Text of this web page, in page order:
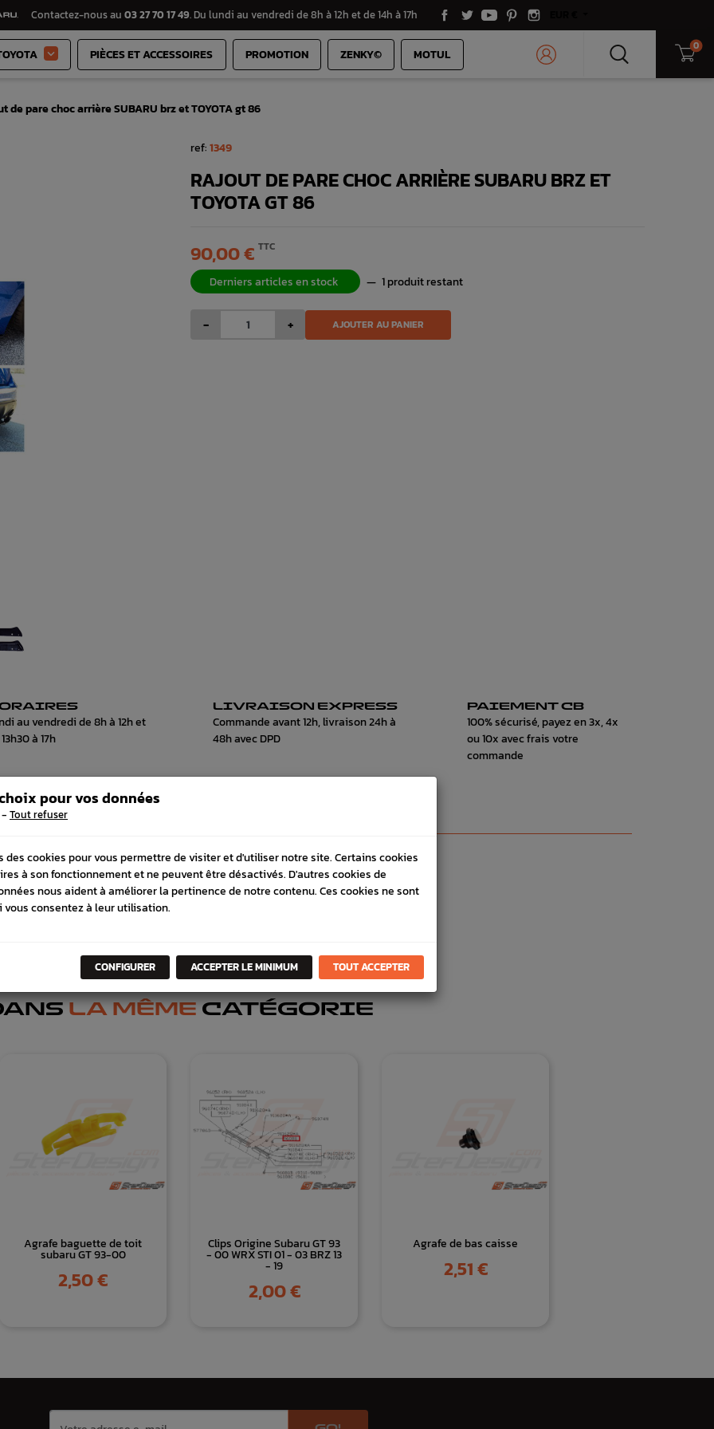
Contactez-nous au 03 27 70 17 49. Du lundi au vendredi de 8h à 12h et de 14h à 17h
 PIÈCES ET ACCESSOIRES PROMOTION ZENKY© MOTUL 0
de pare choc arrière SUBARU brz et TOYOTA gt 86
ref:1349
RAJOUT DE PARE CHOC ARRIÈRE SUBARU BRZ ET
TOYOTA GT 86
90,00 € TTC
Derniers articles en stock — 1 produit restant
- + AJOUTER AU PANIER
au vendredi de 8h à 12h et
à 17h
LIVRAISON EXPRESS
Commande avant 12h, livraison 24h à
48h avec DPD
PAIEMENT CB
100% sécurisé, payez en 3x, 4x
ou 10x avec frais votre
commande
LA MÊMECATÉGORIE
Agrafe baguette de toit
subaru GT 93-00
Prix
2,50 €
Clips Origine Subaru GT 93
- 00 WRX STI 01 - 03 BRZ 13
- 19
Prix
2,00 €
Agrafe de bas caisse
Prix
2,51 €
pour vos données
- Tout refuser
des cookies pour vous permettre de visiter et d'utiliser notre site. Certains cookies
à son fonctionnement et ne peuvent être désactivés. D'autres cookies de
nous aident à améliorer la pertinence de notre contenu. Ces cookies ne sont
vous consentez à leur utilisation.
CONFIGURER ACCEPTER LE MINIMUM TOUT ACCEPTER